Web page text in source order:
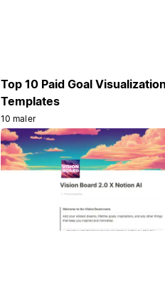
Top 10 Paid Goal Visualization
Templates
10 maler